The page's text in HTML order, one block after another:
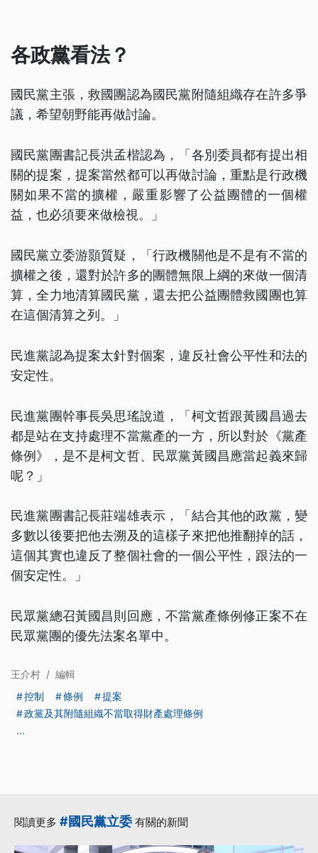
各政黨看法？
國民黨主張，救國團認為國民黨附隨組織存在許多爭
議，希望朝野能再做討論。
國民黨團書記長洪孟楷認為，「各別委員都有提出相
關的提案，提案當然都可以再做討論，重點是行政機
關如果不當的擴權，嚴重影響了公益團體的一個權
益，也必須要來做檢視。」
國民黨立委游顥質疑，「行政機關他是不是有不當的
擴權之後，還對於許多的團體無限上綱的來做一個清
算，全力地清算國民黨，還去把公益團體救國團也算
在這個清算之列。」
民進黨認為提案太針對個案，違反社會公平性和法的
安定性。
民進黨團幹事長吳思瑤說道，「柯文哲跟黃國昌過去
都是站在支持處理不當黨產的一方，所以對於《黨產
條例》，是不是柯文哲、民眾黨黃國昌應當起義來歸
呢？」
民進黨團書記長莊端雄表示，「結合其他的政黨，變
多數以後要把他去溯及的這樣子來把他推翻掉的話，
這個其實也違反了整個社會的一個公平性，跟法的一
個安定性。」
民眾黨總召黃國昌則回應，不當黨產條例修正案不在
民眾黨團的優先法案名單中。
王介村 / 編輯
控制
條例
提案
政黨及其附隨組織不當取得財產處理條例
...
閱讀更多 #國民黨立委 有關的新聞